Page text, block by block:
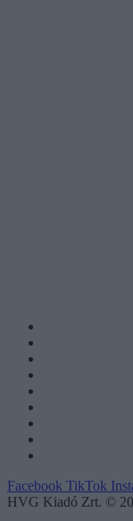
Facebook TikTok
HVG Kiadó Zrt. ©